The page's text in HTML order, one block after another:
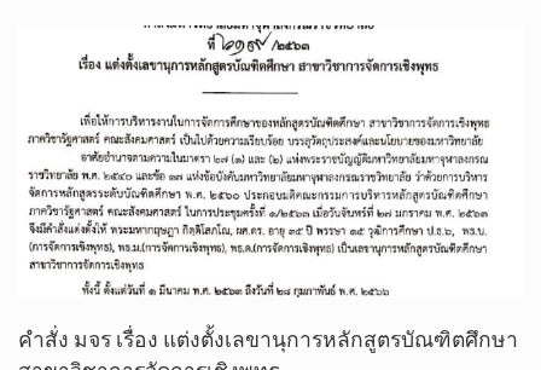
คำสั่ง​ มจร​ เรื่อง​ แต่งตั้ง​เลขานุการ​หลักสูตร​บัณฑิต​ศึกษา​